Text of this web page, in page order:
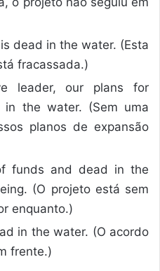
dead in the water. (Esta
fracassada.)
leader, our plans for
in the water. (Sem uma
planos de expansão
funds and dead in the
(O projeto está sem
enquanto.)
in the water. (O acordo
frente.)